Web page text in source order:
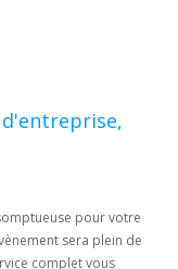
pour votre
sera plein de
complet vous